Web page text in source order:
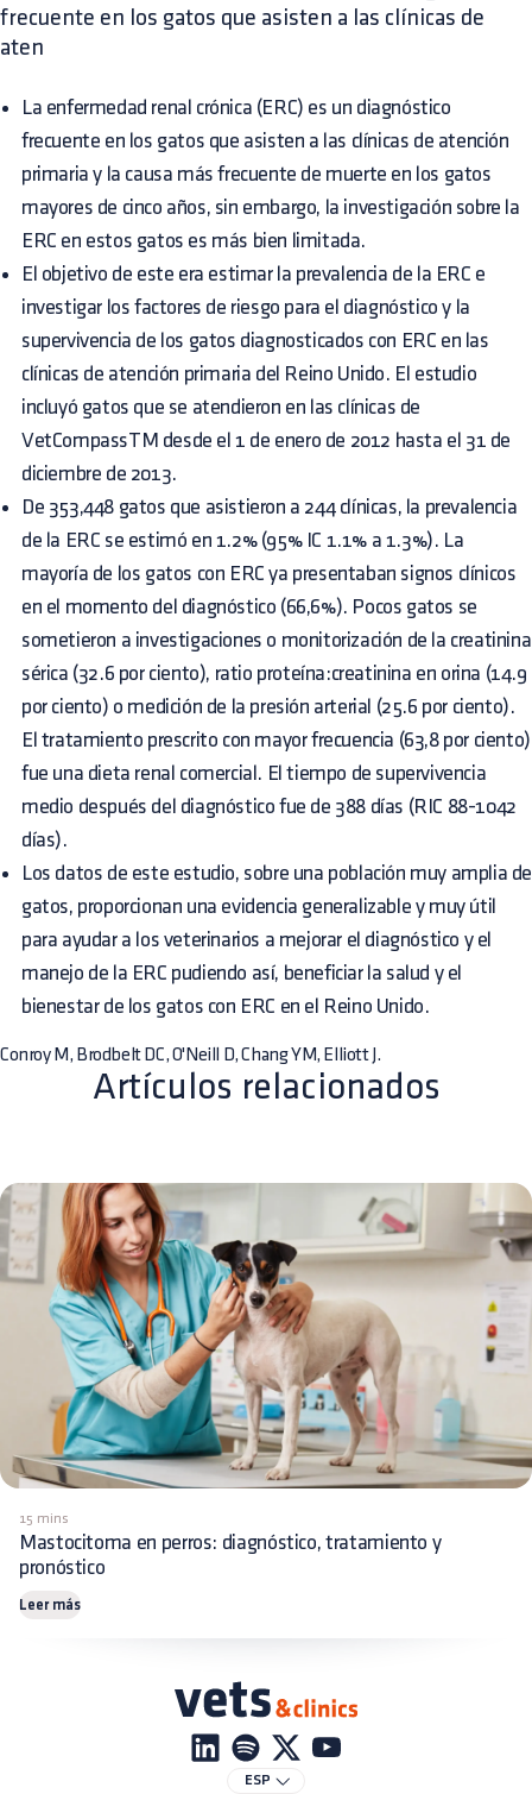
frecuente en los gatos que asisten a las clínicas de
aten
La enfermedad renal crónica (ERC) es un diagnóstico
frecuente en los gatos que asisten a las clínicas de atención
primaria y la causa más frecuente de muerte en los gatos
mayores de cinco años, sin embargo, la investigación sobre la
ERC en estos gatos es más bien limitada.
El objetivo de este era estimar la prevalencia de la ERC e
investigar los factores de riesgo para el diagnóstico y la
supervivencia de los gatos diagnosticados con ERC en las
clínicas de atención primaria del Reino Unido. El estudio
incluyó gatos que se atendieron en las clínicas de
VetCompassTM desde el 1 de enero de 2012 hasta el 31 de
diciembre de 2013.
De 353,448 gatos que asistieron a 244 clínicas, la prevalencia
de la ERC se estimó en 1.2% (95% IC 1.1% a 1.3%). La
mayoría de los gatos con ERC ya presentaban signos clínicos
en el momento del diagnóstico (66,6%). Pocos gatos se
sometieron a investigaciones o monitorización de la creatinina
sérica (32.6 por ciento), ratio proteína:creatinina en orina (14.9
por ciento) o medición de la presión arterial (25.6 por ciento).
El tratamiento prescrito con mayor frecuencia (63,8 por ciento)
fue una dieta renal comercial. El tiempo de supervivencia
medio después del diagnóstico fue de 388 días (RIC 88-1042
días).
Los datos de este estudio, sobre una población muy amplia de
gatos, proporcionan una evidencia generalizable y muy útil
para ayudar a los veterinarios a mejorar el diagnóstico y el
manejo de la ERC pudiendo así, beneficiar la salud y el
bienestar de los gatos con ERC en el Reino Unido.
Conroy M, Brodbelt DC, O'Neill D, Chang YM, Elliott J.
Artículos relacionados
15 mins
Mastocitoma en perros: diagnóstico, tratamiento y
pronóstico
Leer más
ESP